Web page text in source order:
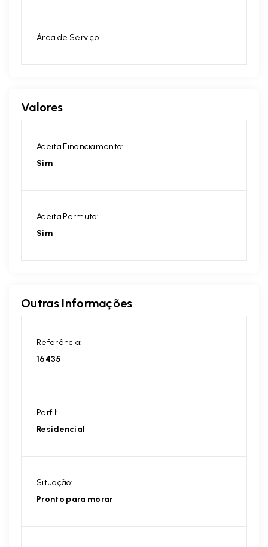
Área de Serviço
Valores
Aceita Financiamento:
Sim
Aceita Permuta:
Sim
Outras Informações
Referência:
16435
Perfil:
Residencial
Situação:
Pronto para morar